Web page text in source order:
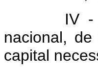
IV - A
nacional,
capital